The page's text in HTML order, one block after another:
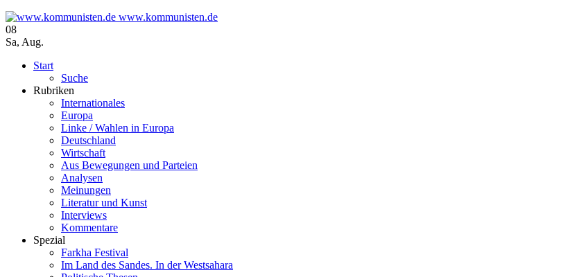
www.kommunisten.de
08
Sa, Aug.
Start
Suche
Rubriken
Internationales
Europa
Linke / Wahlen in Europa
Deutschland
Wirtschaft
Aus Bewegungen und Parteien
Analysen
Meinungen
Literatur und Kunst
Interviews
Kommentare
Spezial
Farkha Festival
Im Land des Sandes. In der Westsahara